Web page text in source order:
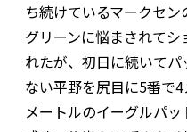
ち続けているマークセ
グリーンに悩まされて
れたが、初日に続いて
ない平野を尻目に5番で
メートルのイーグルパ